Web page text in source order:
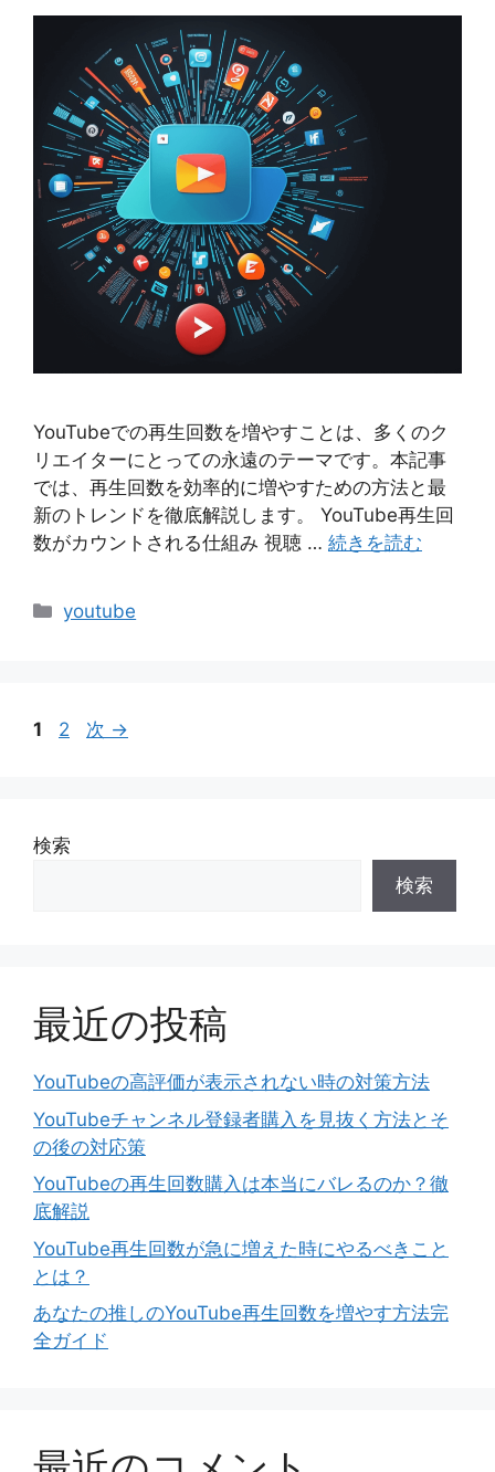
YouTubeでの再生回数を増やすことは、多くのク
リエイターにとっての永遠のテーマです。本記事
では、再生回数を効率的に増やすための方法と最
新のトレンドを徹底解説します。 YouTube再生回
数がカウントされる仕組み 視聴 … 続きを読む
カ
ー
youtube
ペ
1
ペ
2 次 →
検索
検索
最近の投稿
YouTubeの高評価が表示されない時の対策方法
YouTubeチャンネル登録者購入を見抜く方法とそ
の後の対応策
YouTubeの再生回数購入は本当にバレるのか？徹
底解説
YouTube再生回数が急に増えた時にやるべきこと
とは？
あなたの推しのYouTube再生回数を増やす方法完
全ガイド